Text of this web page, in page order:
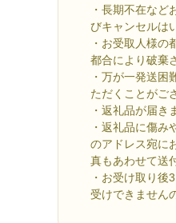
・長期不在など
びキャンセルは
・お受取人様
都合により破棄
・万が一発送
ただくことがご
・返礼品が届き
・返礼品に傷み
のアドレス宛に
真もあわせて送
・お受け取り
受けできません